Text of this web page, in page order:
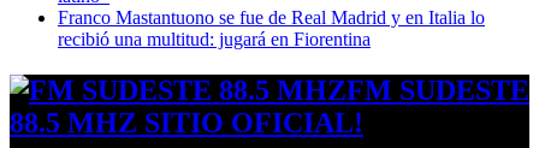
Franco Mastantuono se fue de Real Madrid y en Italia lo
recibió una multitud: jugará en Fiorentina
FM SUDESTE
88.5 MHZ SITIO OFICIAL!